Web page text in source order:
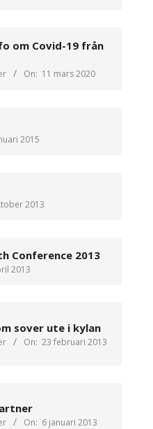
om Covid-19 från
On: 11 mars 2020
2015
2013
Conference 2013
2013
sover ute i kylan
On: 23 februari 2013
On: 6 januari 2013